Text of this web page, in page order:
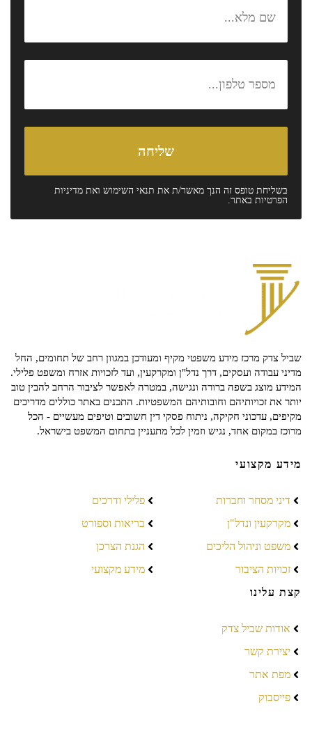
בשליחת טופס זה הנך מאשר/ת את תנאי השימוש ואת מדיניות
הפרטיות באתר.
שביל צדק מרכז מידע משפטי מקיף ומעודכן במגוון רחב של תחומים, החל
מדיני עבודה ועסקים, דרך נדל"ן ומקרקעין, ועד לזכויות אזרח ומשפט פלילי.
המידע מוצג בשפה ברורה ונגישה, במטרה לאפשר לציבור הרחב להבין טוב
יותר את זכויותיהם וחובותיהם המשפטיות. התכנים באתר כוללים מדריכים
מקיפים, עדכוני חקיקה, ניתוח פסקי דין חשובים וטיפים מעשיים - הכל
מרוכז במקום אחד, נגיש וזמין לכל מתעניין בתחום המשפט בישראל.
מידע מקצועי
דיני מסחר וחברות
מקרקעין ונדל"ן
משפט וניהול הליכים
זכויות הציבור
פלילי ודרכים
בריאות וספורט
הגנת הצרכן
מידע מקצועי
קצת עלינו
אודות שביל צדק
יצירת קשר
מפת אתר
פייסבוק